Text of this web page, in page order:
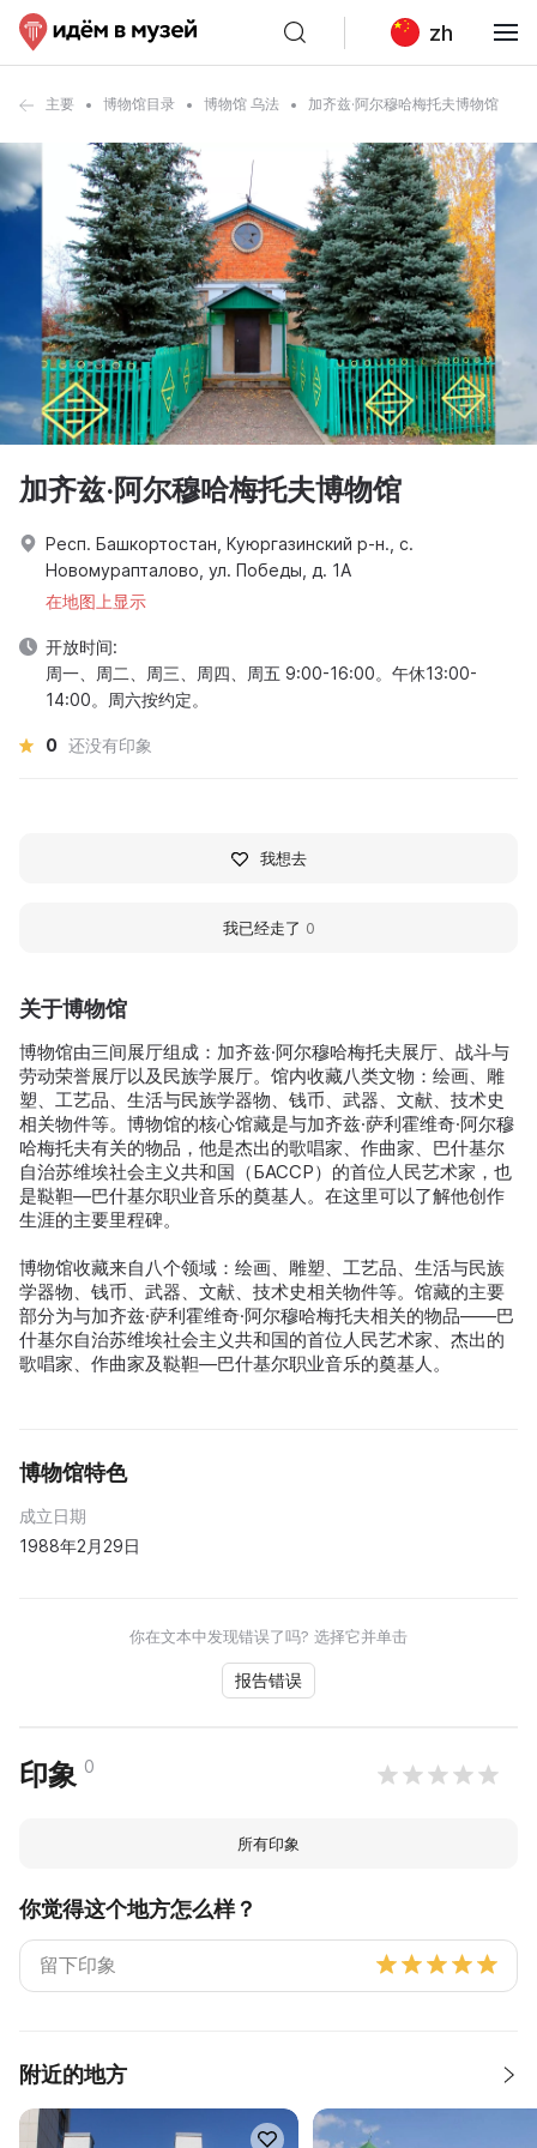
zh
主要 博物馆目录 博物馆 乌法 加齐兹·阿尔穆哈梅托夫博物馆
关于博物馆
博物馆由三间展厅组成：加齐兹·阿尔穆哈梅托夫展厅、战斗与
劳动荣誉展厅以及民族学展厅。馆内收藏八类文物：绘画、雕
塑、工艺品、生活与民族学器物、钱币、武器、文献、技术史
相关物件等。博物馆的核心馆藏是与加齐兹·萨利霍维奇·阿尔穆
哈梅托夫有关的物品，他是杰出的歌唱家、作曲家、巴什基尔
自治苏维埃社会主义共和国（БАССР）的首位人民艺术家，也
是鞑靼—巴什基尔职业音乐的奠基人。在这里可以了解他创作
生涯的主要里程碑。
博物馆收藏来自八个领域：绘画、雕塑、工艺品、生活与民族
学器物、钱币、武器、文献、技术史相关物件等。馆藏的主要
部分为与加齐兹·萨利霍维奇·阿尔穆哈梅托夫相关的物品——巴
什基尔自治苏维埃社会主义共和国的首位人民艺术家、杰出的
歌唱家、作曲家及鞑靼—巴什基尔职业音乐的奠基人。
博物馆特色
成立日期
1988年2月29日
你在文本中发现错误了吗? 选择它并单击
报告错误
印象 0
所有印象
你觉得这个地方怎么样？
附近的地方
加齐兹·阿尔穆哈梅托夫博物馆
Респ. Башкортостан, Куюргазинский р-н., с.
Новомурапталово, ул. Победы, д. 1А
在地图上显示
开放时间:
周一、周二、周三、周四、周五 9:00-16:00。午休13:00-
14:00。周六按约定。
0 还没有印象
我想去
我已经走了 0